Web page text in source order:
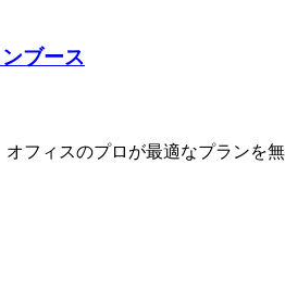
ブース
フィスのプロが最適なプランを